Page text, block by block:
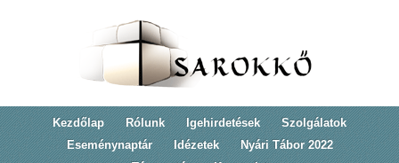
Kezdőlap Rólunk Igehirdetések
Szolgálatok
Eseménynaptár
Idézetek
Nyári Tábor 2022